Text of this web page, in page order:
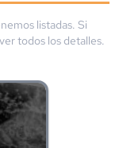
listadas. Si
todos los detalles.